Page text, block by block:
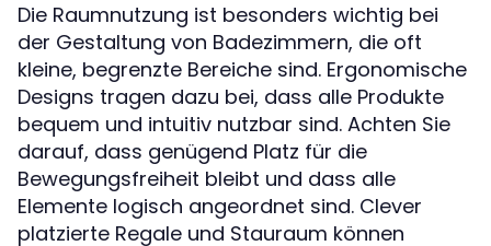
Die Raumnutzung ist besonders wichtig bei
der Gestaltung von Badezimmern, die oft
kleine, begrenzte Bereiche sind. Ergonomische
Designs tragen dazu bei, dass alle Produkte
bequem und intuitiv nutzbar sind. Achten Sie
darauf, dass genügend Platz für die
Bewegungsfreiheit bleibt und dass alle
Elemente logisch angeordnet sind. Clever
platzierte Regale und Stauraum können